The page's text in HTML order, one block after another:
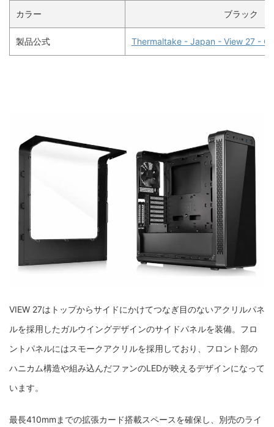
カラー ブラック
製品公式 Thermaltake - Japan - View 27 -
VIEW 27はトップからサイドにかけてつなぎ目のないアクリルパネ
ルを採用したガルウイングデザインのサイドパネルを装備。フロ
ントパネルにはスモークアクリルを採用しており、フロント部の
ハニカム構造や組み込んだファンのLEDが映えるデザインになって
います。
最長410mmまでの拡張カード搭載スペースを確保し、別売のライ